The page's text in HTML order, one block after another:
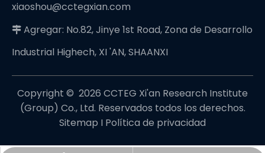
xiaoshou@cctegxian.com
 Agregar: No.82, Jinye 1st Road, Zona de Desarrollo
Industrial Highech, XI 'AN, SHAANXI
Copyright © ️ 2026 CCTEG Xi'an Research Institute
(Group) Co., Ltd. Reservados todos los derechos.
Sitemap I Política de privacidad